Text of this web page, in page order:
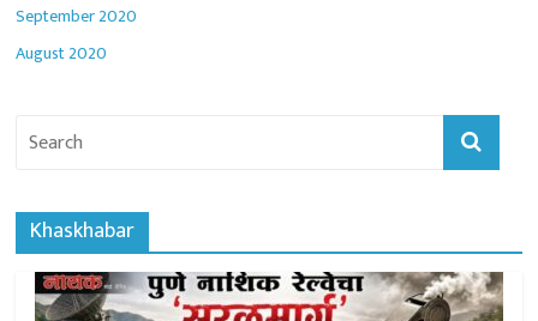
September 2020
August 2020
Khaskhabar